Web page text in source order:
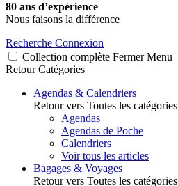
80 ans d’expérience
Nous faisons la différence
Recherche Connexion
Collection complète Fermer Menu
Retour Catégories
Agendas & Calendriers
Retour vers Toutes les catégories
Agendas
Agendas de Poche
Calendriers
Voir tous les articles
Bagages & Voyages
Retour vers Toutes les catégories